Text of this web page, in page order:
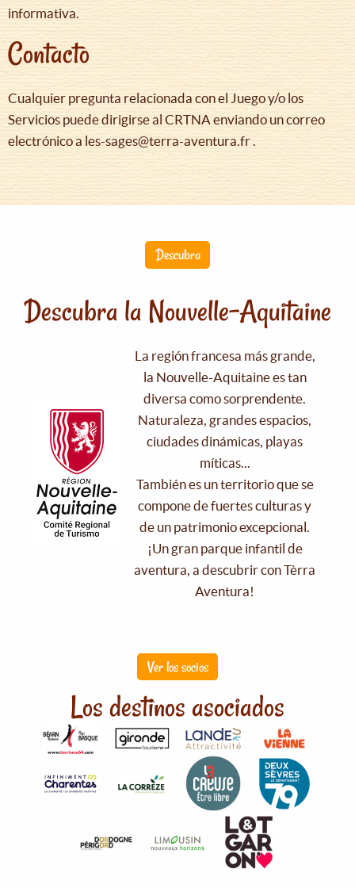
informativa.
Contacto
Cualquier pregunta relacionada con el Juego y/o los
Servicios puede dirigirse al CRTNA enviando un correo
electrónico a les-sages@terra-aventura.fr .
Descubra
Descubra la Nouvelle-Aquitaine
La región francesa más grande,
la Nouvelle-Aquitaine es tan
diversa como sorprendente.
Naturaleza, grandes espacios,
ciudades dinámicas, playas
míticas...
También es un territorio que se
compone de fuertes culturas y
de un patrimonio excepcional.
¡Un gran parque infantil de
aventura, a descubrir con Tèrra
Aventura!
Ver los socios
Los destinos asociados